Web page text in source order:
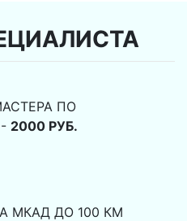
ПО
2000 РУБ.
МКАД ДО 100 КМ